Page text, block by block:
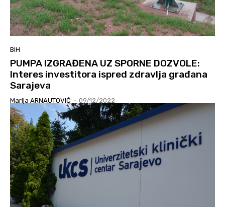
BIH
PUMPA IZGRAĐENA UZ SPORNE DOZVOLE:
Interes investitora ispred zdravlja građana
Sarajeva
Marija ARNAUTOVIĆ - 09/12/2022